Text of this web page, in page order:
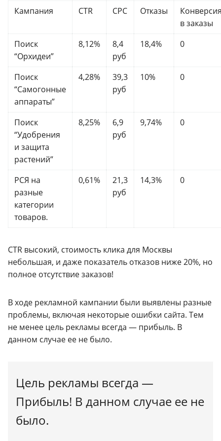
Кампания СTR CPC Отказы
в заказы
Поиск
“Орхидеи”
8,12%
8,4
руб
18,4% 0
Поиск
“Самогонные
аппараты”
4,28%
39,3
руб
10% 0
Поиск
“Удобрения
и защита
растений”
8,25%
6,9
руб
9,74% 0
РСЯ на
разные
категории
товаров.
0,61%
21,3
руб
14,3% 0
CTR высокий, стоимость клика для Москвы
небольшая, и даже показатель отказов ниже 20%, но
полное отсутствие заказов!
В ходе рекламной кампании были выявлены разные
проблемы, включая некоторые ошибки сайта. Тем
не менее цель рекламы всегда — прибыль. В
данном случае ее не было.
Цель рекламы всегда —
Прибыль! В данном случае ее не
было.